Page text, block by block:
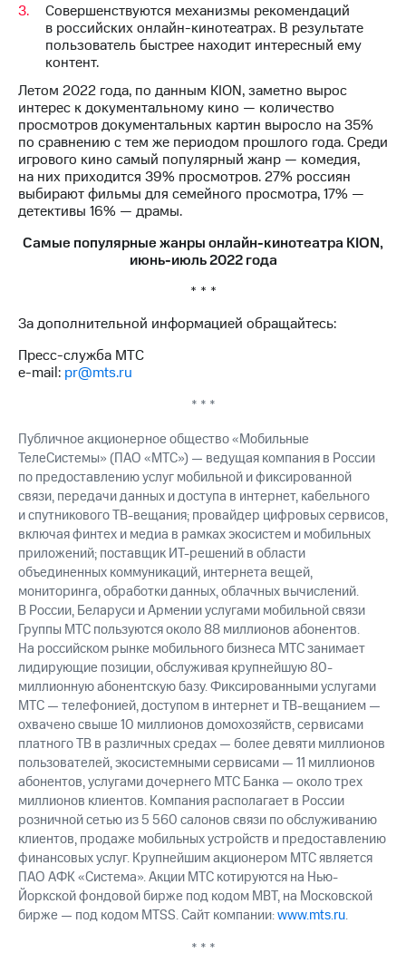
Совершенствуются механизмы рекомендаций
в российских онлайн-кинотеатрах. В результате
пользователь быстрее находит интересный ему
контент.
Летом 2022 года, по данным KION, заметно вырос
интерес к документальному кино — количество
просмотров документальных картин выросло на 35%
по сравнению с тем же периодом прошлого года. Среди
игрового кино самый популярный жанр — комедия,
на них приходится 39% просмотров. 27% россиян
выбирают фильмы для семейного просмотра, 17% —
детективы 16% — драмы.
Самые популярные жанры онлайн-кинотеатра KION,
июнь-июль 2022 года
* * *
За дополнительной информацией обращайтесь:
Пресс-служба МТС
e-mail: pr@mts.ru
* * *
Публичное акционерное общество «Мобильные
ТелеСистемы» (ПАО «МТС») — ведущая компания в России
по предоставлению услуг мобильной и фиксированной
связи, передачи данных и доступа в интернет, кабельного
и спутникового ТВ-вещания; провайдер цифровых сервисов,
включая финтех и медиа в рамках экосистем и мобильных
приложений; поставщик ИТ-решений в области
объединенных коммуникаций, интернета вещей,
мониторинга, обработки данных, облачных вычислений.
В России, Беларуси и Армении услугами мобильной связи
Группы МТС пользуются около 88 миллионов абонентов.
На российском рынке мобильного бизнеса МТС занимает
лидирующие позиции, обслуживая крупнейшую 80-
миллионную абонентскую базу. Фиксированными услугами
МТС — телефонией, доступом в интернет и ТВ-вещанием —
охвачено свыше 10 миллионов домохозяйств, сервисами
платного ТВ в различных средах — более девяти миллионов
пользователей, экосистемными сервисами — 11 миллионов
абонентов, услугами дочернего МТС Банка — около трех
миллионов клиентов. Компания располагает в России
розничной сетью из 5 560 салонов связи по обслуживанию
клиентов, продаже мобильных устройств и предоставлению
финансовых услуг. Крупнейшим акционером МТС является
ПАО АФК «Система». Акции МТС котируются на Нью-
Йоркской фондовой бирже под кодом MBT, на Московской
бирже — под кодом MTSS. Сайт компании:www.mts.ru.
* * *